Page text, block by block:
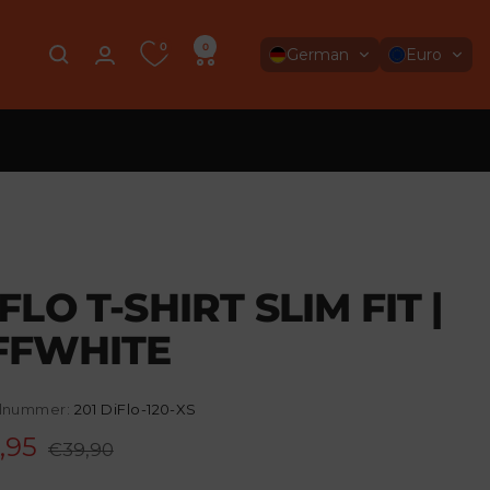
0 0 German Euro
T-SHIRT SLIM FIT |
201 DiFlo-120-XS
Regulärer
€39,90